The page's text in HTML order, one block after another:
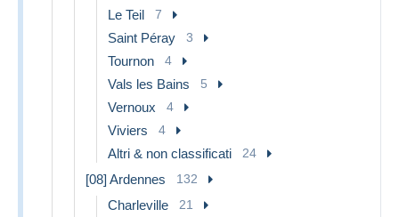
Le Teil 7
Saint Péray 3
Tournon 4
Vals les Bains 5
Vernoux 4
Viviers 4
Altri & non classificati 24
[08] Ardennes 132
Charleville 21